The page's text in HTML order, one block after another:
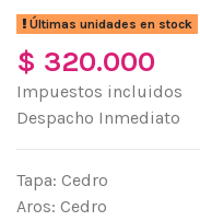
Últimas unidades en stock
$ 320.000
Impuestos incluidos
Despacho Inmediato
Tapa: Cedro
Aros: Cedro